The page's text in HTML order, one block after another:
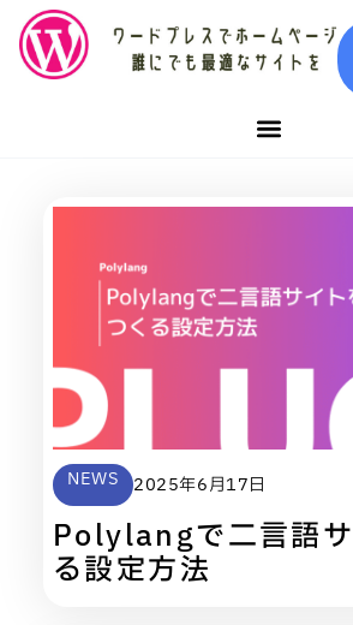
NEWS 2025年6月17日
Polylangで二言語
る設定方法
ペ
ペ
ペ
ペ